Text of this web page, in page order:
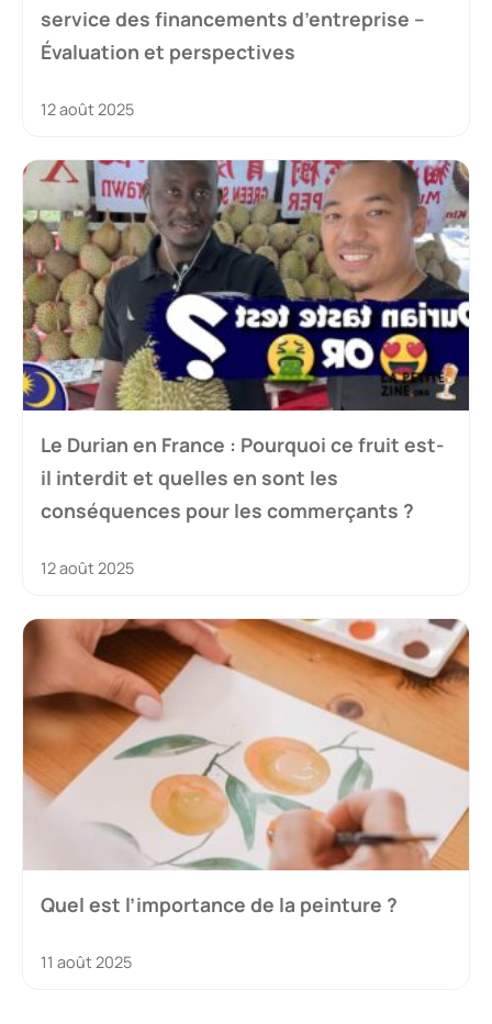
service des financements d’entreprise –
Évaluation et perspectives
12 août 2025
Le Durian en France : Pourquoi ce fruit est-
il interdit et quelles en sont les
conséquences pour les commerçants ?
12 août 2025
Quel est l’importance de la peinture ?
11 août 2025